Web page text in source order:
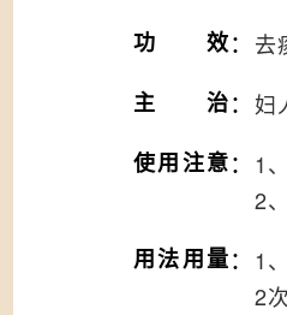
功效： 去
主治： 妇
使用注意： 1
2
用法用量： 1
2